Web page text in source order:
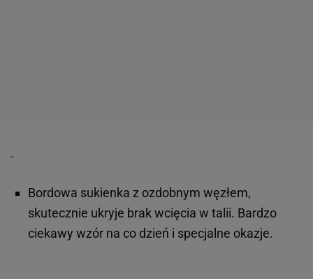
Bordowa sukienka z ozdobnym węzłem,
skutecznie ukryje brak wcięcia w talii. Bardzo
ciekawy wzór na co dzień i specjalne okazje.